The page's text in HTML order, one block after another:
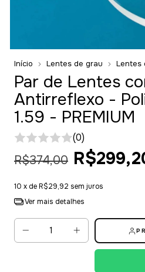
Início Lentes de grau Lentes
Par de Lentes
Antirreflexo -
1.59 - PREMIUM
(0)
R$374,00
10 x deR$29,92 sem juros
Ver mais detalhes